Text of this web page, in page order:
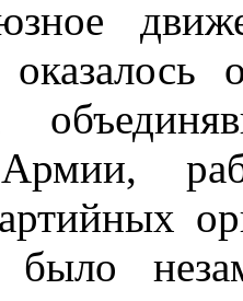
оказалось
было